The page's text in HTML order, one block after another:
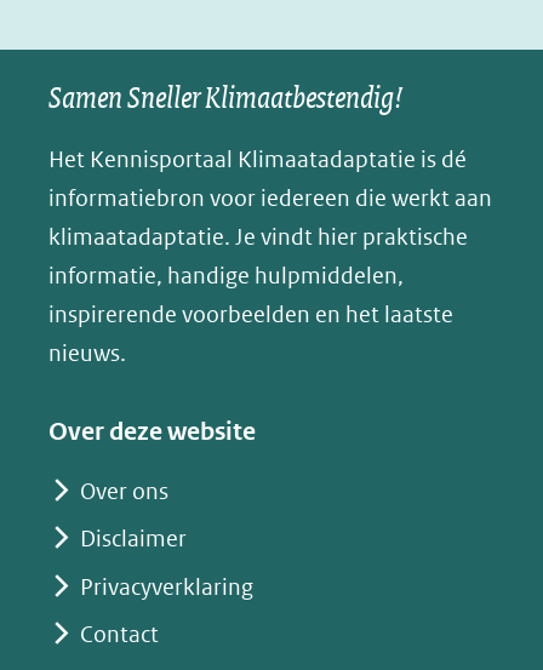
naar
een
website)
naar
een
website)
naar
een
website)
e
s
y
(opent
in
nieuw
venster)
nieuw
venster)
naar
een
andere
website)
Samen Sneller Klimaatbestendig!
Het Kennisportaal Klimaatadaptatie is dé
informatiebron voor iedereen die werkt aan
klimaatadaptatie. Je vindt hier praktische
informatie, handige hulpmiddelen,
inspirerende voorbeelden en het laatste
nieuws.
Over deze website
Over ons
Disclaimer
Privacyverklaring
Contact